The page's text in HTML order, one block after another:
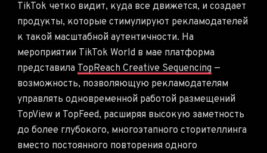
TikTok четко видит, куда все движется, и создает
продукты, которые стимулируют рекламодателей
к такой масштабной аутентичности. На
мероприятии TikTok World в мае платформа
представила TopReach Creative Sequencing —
возможность, позволяющую рекламодателям
управлять одновременной работой размещений
TopView и TopFeed, расширяя высокую заметность
до более глубокого, многоэтапного сторителлинга
вместо постоянного повторения одного